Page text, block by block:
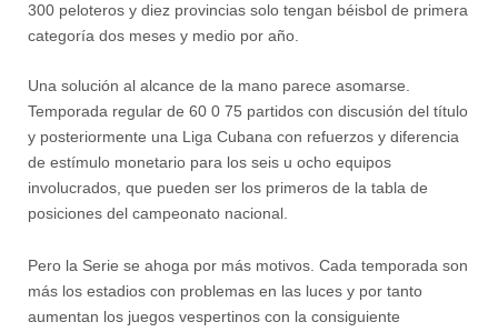
300 peloteros y diez provincias solo tengan béisbol de primera
categoría dos meses y medio por año.
Una solución al alcance de la mano parece asomarse.
Temporada regular de 60 0 75 partidos con discusión del título
y posteriormente una Liga Cubana con refuerzos y diferencia
de estímulo monetario para los seis u ocho equipos
involucrados, que pueden ser los primeros de la tabla de
posiciones del campeonato nacional.
Pero la Serie se ahoga por más motivos. Cada temporada son
más los estadios con problemas en las luces y por tanto
aumentan los juegos vespertinos con la consiguiente